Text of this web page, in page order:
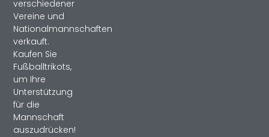
verschiedener
Vereine und
Nationalmannschaften
verkauft.
Kaufen Sie
Fußballtrikots,
um Ihre
Unterstützung
für die
Mannschaft
auszudrücken!